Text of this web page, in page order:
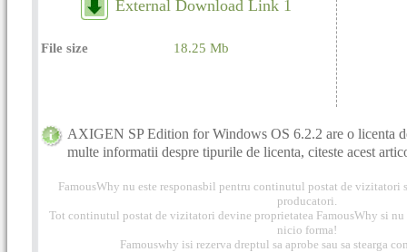
External Download Link 1
File size 18.25 Mb
AXIGEN SP Edition for Windows OS 6.2.2 are o licenta
multe informatii despre tipurile de licenta, citeste acest
FamousWhy nu este responasbil pentru continutul postat de vizitatori
producatori.
Tot continutul postat de vizitatori devine proprietatea FamousWhy si
nicio forma!
Famouswhy isi rezerva dreptul sa aprobe sau sa stearga